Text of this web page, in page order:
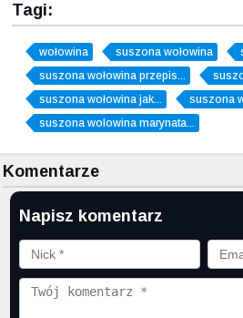
Tagi:
wołowina suszona wołowina
suszona wołowina przepis...
suszona wołowina jak...
suszona
suszona wolowina marynata...
Komentarze
Napisz komentarz